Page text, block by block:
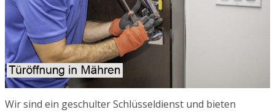
Wir sind ein geschulter Schlüsseldienst und bieten